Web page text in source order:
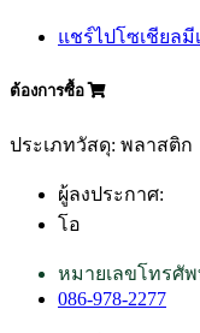
แชร์ไปโซเชียลมี
ต้องการซื้อ
ประเภทวัสดุ: พลาสติก
ผู้ลงประกาศ:
โอ
หมายเลขโทรศั
086-978-2277